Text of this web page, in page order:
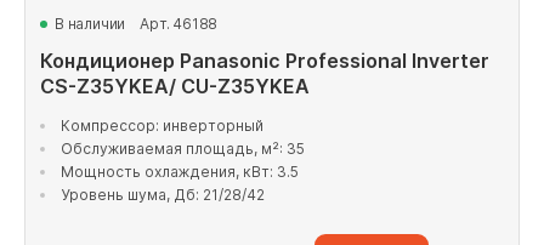
В наличии Арт. 46188
Кондиционер Panasonic Professional Inverter
CS-Z35YKEA/ CU-Z35YKEA
Компрессор: инверторный
Обслуживаемая площадь, м²: 35
Мощность охлаждения, кВт: 3.5
Уровень шума, Дб: 21/28/42